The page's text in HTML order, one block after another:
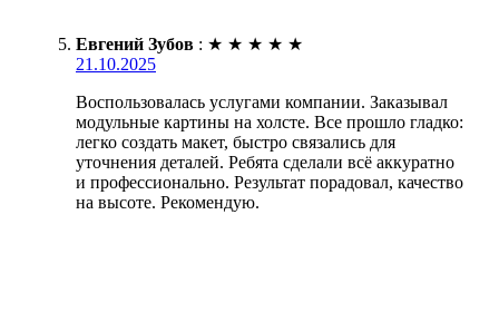
Евгений Зубов : ★ ★ ★ ★ ★
21.10.2025
Воспользовалась услугами компании. Заказывал
модульные картины на холсте. Все прошло гладко:
легко создать макет, быстро связались для
уточнения деталей. Ребята сделали всё аккуратно
и профессионально. Результат порадовал, качество
на высоте. Рекомендую.